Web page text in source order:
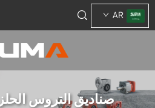
AR
صناديق التروس